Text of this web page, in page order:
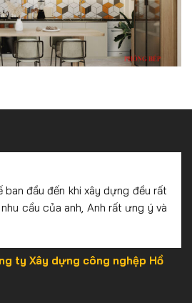
tìm được đến địa chỉ của các
đã hoàn thành căn nhà đúng
Hơn nữa cũng phù hợp với điều